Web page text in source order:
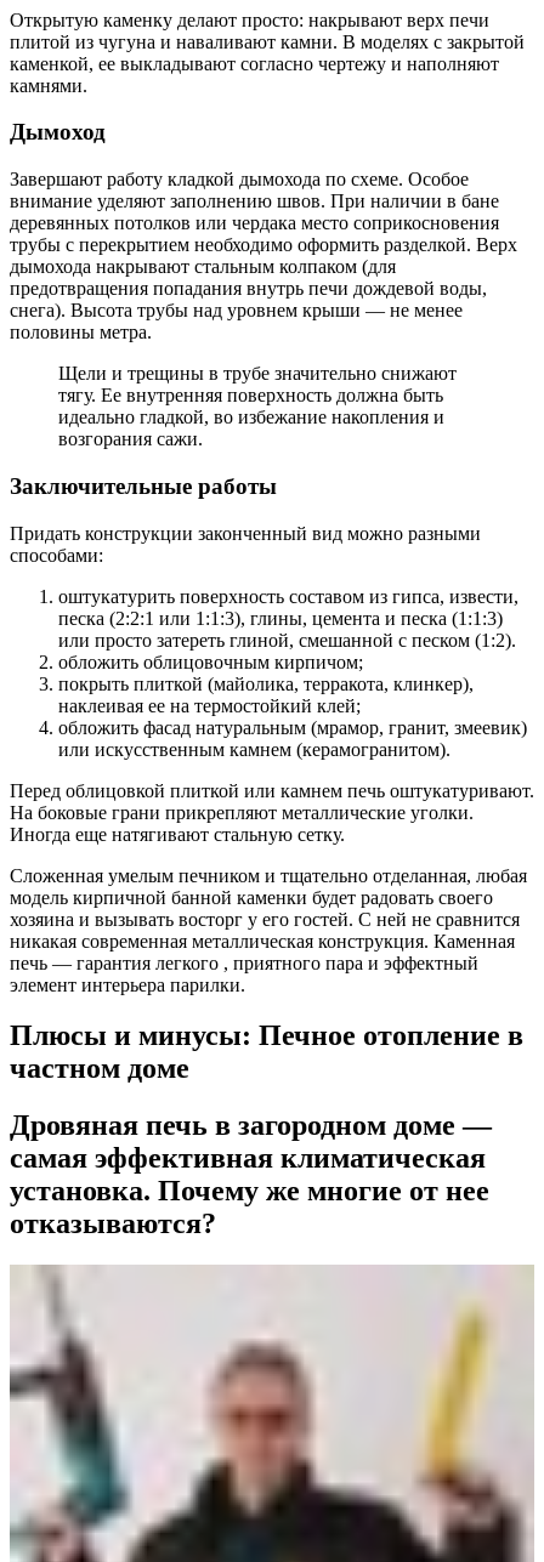
Открытую каменку делают просто: накрывают верх печи
плитой из чугуна и наваливают камни. В моделях с закрытой
каменкой, ее выкладывают согласно чертежу и наполняют
камнями.
Дымоход
Завершают работу кладкой дымохода по схеме. Особое
внимание уделяют заполнению швов. При наличии в бане
деревянных потолков или чердака место соприкосновения
трубы с перекрытием необходимо оформить разделкой. Верх
дымохода накрывают стальным колпаком (для
предотвращения попадания внутрь печи дождевой воды,
снега). Высота трубы над уровнем крыши — не менее
половины метра.
Щели и трещины в трубе значительно снижают
тягу. Ее внутренняя поверхность должна быть
идеально гладкой, во избежание накопления и
возгорания сажи.
Заключительные работы
Придать конструкции законченный вид можно разными
способами:
оштукатурить поверхность составом из гипса, извести,
песка (2:2:1 или 1:1:3), глины, цемента и песка (1:1:3)
или просто затереть глиной, смешанной с песком (1:2).
обложить облицовочным кирпичом;
покрыть плиткой (майолика, терракота, клинкер),
наклеивая ее на термостойкий клей;
обложить фасад натуральным (мрамор, гранит, змеевик)
или искусственным камнем (керамогранитом).
Перед облицовкой плиткой или камнем печь оштукатуривают.
На боковые грани прикрепляют металлические уголки.
Иногда еще натягивают стальную сетку.
Сложенная умелым печником и тщательно отделанная, любая
модель кирпичной банной каменки будет радовать своего
хозяина и вызывать восторг у его гостей. С ней не сравнится
никакая современная металлическая конструкция. Каменная
печь — гарантия легкого , приятного пара и эффектный
элемент интерьера парилки.
Плюсы и минусы: Печное отопление в
частном доме
Дровяная печь в загородном доме —
самая эффективная климатическая
установка. Почему же многие от нее
отказываются?